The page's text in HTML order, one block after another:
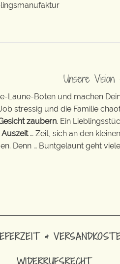
Unsere
Laune-Boten und machen
stressig und die Familie
zaubern. Ein
… Zeit, sich an den
Denn … Buntgelaunt geht
&
WIDERRUFSRECHT